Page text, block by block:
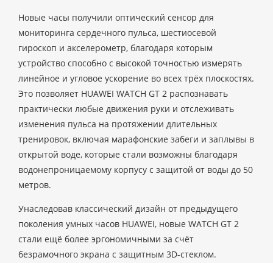
Новые часы получили оптический сенсор для
мониторинга сердечного пульса, шестиосевой
гироскоп и акселерометр, благодаря которым
устройство способно с высокой точностью измерять
линейное и угловое ускорение во всех трёх плоскостях.
Это позволяет HUAWEI WATCH GT 2 распознавать
практически любые движения руки и отслеживать
изменения пульса на протяжении длительных
тренировок, включая марафонские забеги и заплывы в
открытой воде, которые стали возможны благодаря
водонепроницаемому корпусу с защитой от воды до 50
метров.
Унаследовав классический дизайн от предыдущего
поколения умных часов HUAWEI, новые WATCH GT 2
стали ещё более эргономичными за счёт
безрамочного экрана с защитным 3D-стеклом.